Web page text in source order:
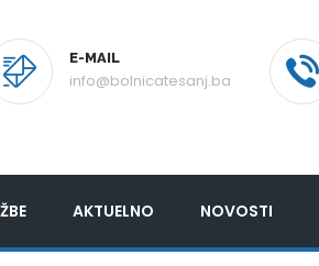
E-MAIL
info@bolnicatesanj.ba
AKTUELNO NOVOSTI